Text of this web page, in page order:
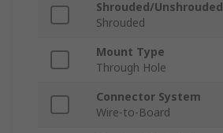
Shrouded/Unshrouded
Shrouded
Mount Type
Through Hole
Connector System
Wire-to-Board